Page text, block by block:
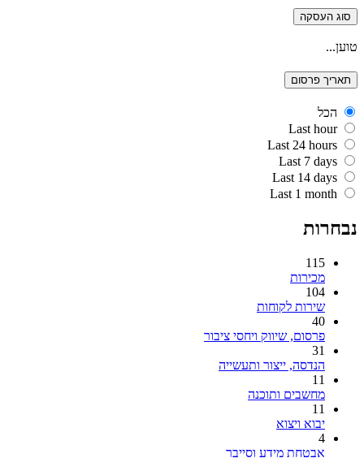
סוג העסקה
טוען...
תאריך פרסום
הכל
Last hour
Last 24 hours
Last 7 days
Last 14 days
Last 1 month
נבחרות
115
מכירות
104
שירות לקוחות
40
פרסום, שיווק ויחסי ציבור
31
הנדסה, ייצור ותעשייה
11
מחשבים ותוכנה
11
יבוא ויצוא
4
אבטחת מידע וסייבר